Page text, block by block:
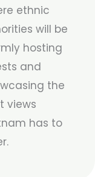
ethnic
will be
hosting
and
the
views
has to